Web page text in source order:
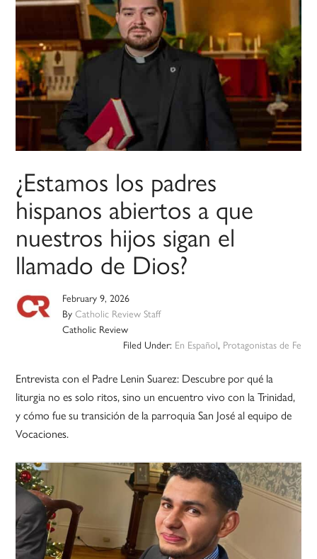
¿Estamos los padres
hispanos abiertos a que
nuestros hijos sigan el
llamado de Dios?
February 9, 2026
ByCatholic Review Staff
Catholic Review
Filed Under: En Español, Protagonistas de Fe
Entrevista con el Padre Lenin Suarez: Descubre por qué la
liturgia no es solo ritos, sino un encuentro vivo con la Trinidad,
y cómo fue su transición de la parroquia San José al equipo de
Vocaciones.